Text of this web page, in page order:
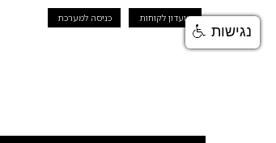
מועדון לקוחות כניסה למערכת
נגישות